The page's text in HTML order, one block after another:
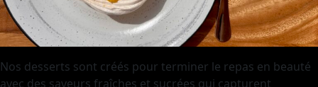
Nos desserts sont créés pour terminer le repas en beauté
avec des saveurs fraîches et sucrées qui capturent